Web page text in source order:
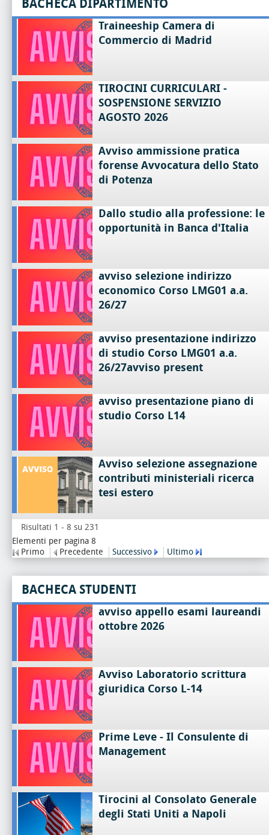
BACHECA DIPARTIMENTO
Traineeship Camera di
Commercio di Madrid
TIROCINI CURRICULARI -
SOSPENSIONE SERVIZIO
AGOSTO 2026
Avviso ammissione pratica
forense Avvocatura dello Stato
di Potenza
Dallo studio alla professione: le
opportunità in Banca d'Italia
avviso selezione indirizzo
economico Corso LMG01 a.a.
26/27
avviso presentazione indirizzo
di studio Corso LMG01 a.a.
26/27avviso present
avviso presentazione piano di
studio Corso L14
Avviso selezione assegnazione
contributi ministeriali ricerca
tesi estero
Risultati 1 - 8 su 231
Elementi per pagina 8
Primo
Precedente Successivo Ultimo
BACHECA STUDENTI
avviso appello esami laureandi
ottobre 2026
Avviso Laboratorio scrittura
giuridica Corso L-14
Prime Leve - Il Consulente di
Management
Tirocini al Consolato Generale
degli Stati Uniti a Napoli